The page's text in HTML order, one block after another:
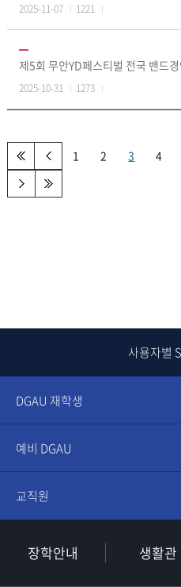
2025-11-07 1221
제5회 무안YD페스티벌 전국 밴드
2025-10-31 1273
1 2 3 4
사용자별
DGAU 재학생
예비 DGAU
교직원
장학안내 생활관